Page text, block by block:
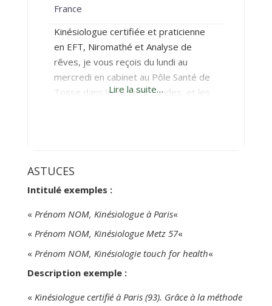
France
Kinésiologue certifiée et praticienne
en EFT, Niromathé et Analyse de
rêves, je vous reçois du lundi au
mercredi en cabinet au Pôle Santé de
Tosse dans le sud des Landes, et les
la Kinésiologie (et le
Lire la suite…
ASTUCES
Intitulé exemples :
« Prénom NOM, Kinésiologue à Paris«
« Prénom NOM, Kinésiologue Metz 57«
« Prénom NOM, Kinésiologie touch for health«
Description exemple :
« Kinésiologue certifié à Paris (93). Grâce à la méthode